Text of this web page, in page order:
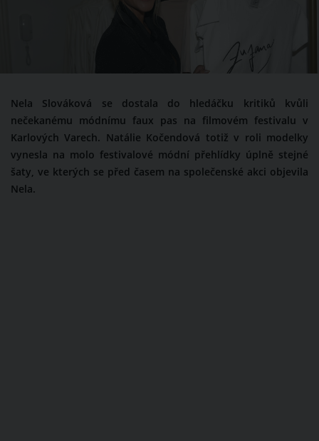
Nela Slováková se dostala do hledáčku kritiků kvůli
nečekanému módnímu faux pas na filmovém festivalu v
Karlových Varech. Natálie Kočendová totiž v roli modelky
vynesla na molo festivalové módní přehlídky úplně stejné
šaty, ve kterých se před časem na společenské akci objevila
Nela.